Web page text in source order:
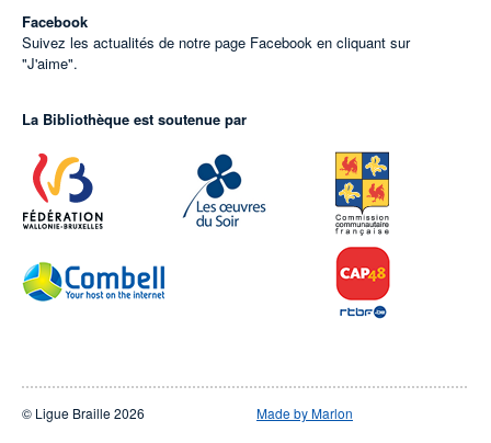
Facebook
Suivez les actualités de notre page Facebook en cliquant sur
"J'aime".
La Bibliothèque est soutenue par
© Ligue Braille 2026 Made by Marlon